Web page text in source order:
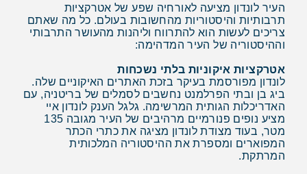
העיר לונדון מציעה לאורחיה שפע של אטרקציות
תרבותיות והיסטוריות מהחשובות בעולם. כל מה שאתם
צריכים לעשות הוא להתרווח וליהנות מהעושר התרבותי
וההיסטוריה של העיר המדהימה:
אטרקציות איקוניות בלתי נשכחות
לונדון מפורסמת בעיקר בזכת האתרים האיקוניים שלה.
ביג בן ובתי הפרלמנט נחשבים לסמלים של בריטניה, עם
האדריכלות הגותית המרשימה. גלגל הענק לונדון איי
מציע נופים פנורמיים מרהיבים של העיר מגובה 135
מטר, בעוד מצודת לונדון מציגה את כתרי הכתר
המפוארים ומספרת את ההיסטוריה המלכותית
המרתקת.